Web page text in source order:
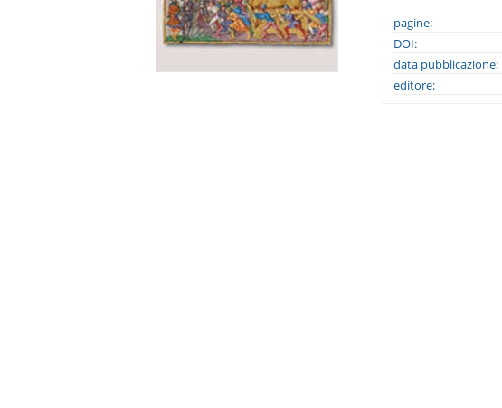
pagine:
DOI:
data pubblicazione:
editore: